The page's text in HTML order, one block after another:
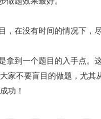
，在没有时间的情况下，
拿到一个题目的入手点。
家不要盲目的做题，尤其
功！